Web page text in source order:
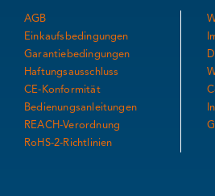
AGB
Einkaufsbedingungen
Garantiebedingungen
Haftungsausschluss
CE-Konformität
Bedienungsanleitungen
REACH-Verordnung
RoHS-2-Richtlinien